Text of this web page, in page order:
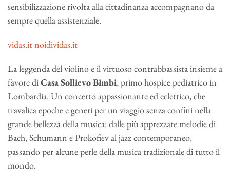
sensibilizzazione rivolta alla cittadinanza accompagnano da
sempre quella assistenziale.
vidas.itnoidividas.it
La leggenda del violino e il virtuoso contrabbassista insieme a
favore diCasa Sollievo Bimbi, primo hospice pediatrico in
Lombardia. Un concerto appassionante ed eclettico, che
travalica epoche e generi per un viaggio senza confini nella
grande bellezza della musica: dalle più apprezzate melodie di
Bach, Schumann e Prokofiev al jazz contemporaneo,
passando per alcune perle della musica tradizionale di tutto il
mondo.